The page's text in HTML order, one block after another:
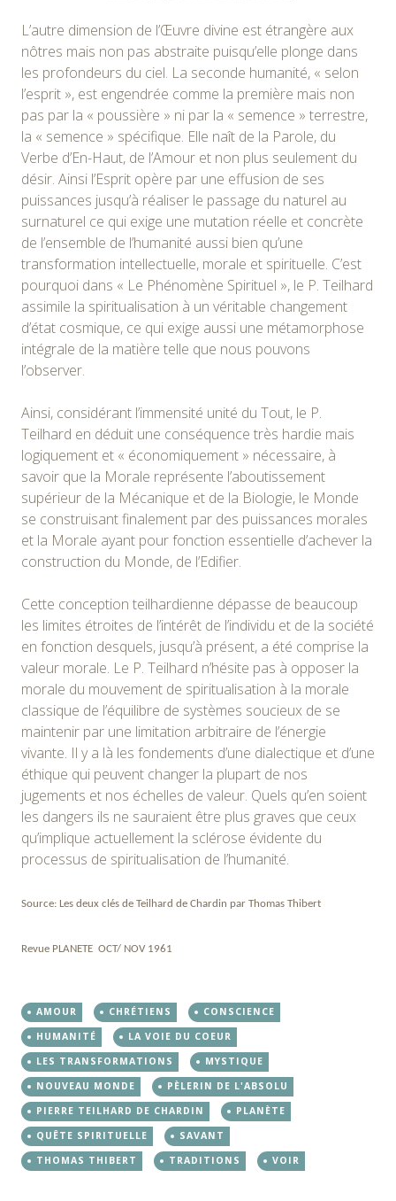
L’autre dimension de l’Œuvre divine est étrangère aux
nôtres mais non pas abstraite puisqu’elle plonge dans
les profondeurs du ciel. La seconde humanité, « selon
l’esprit », est engendrée comme la première mais non
pas par la « poussière » ni par la « semence » terrestre,
la « semence » spécifique. Elle naît de la Parole, du
Verbe d’En-Haut, de l’Amour et non plus seulement du
désir. Ainsi l’Esprit opère par une effusion de ses
puissances jusqu’à réaliser le passage du naturel au
surnaturel ce qui exige une mutation réelle et concrète
de l’ensemble de l’humanité aussi bien qu’une
transformation intellectuelle, morale et spirituelle. C’est
pourquoi dans « Le Phénomène Spirituel », le P. Teilhard
assimile la spiritualisation à un véritable changement
d’état cosmique, ce qui exige aussi une métamorphose
intégrale de la matière telle que nous pouvons
l’observer.
Ainsi, considérant l’immensité unité du Tout, le P.
Teilhard en déduit une conséquence très hardie mais
logiquement et « économiquement » nécessaire, à
savoir que la Morale représente l’aboutissement
supérieur de la Mécanique et de la Biologie, le Monde
se construisant finalement par des puissances morales
et la Morale ayant pour fonction essentielle d’achever la
construction du Monde, de l’Edifier.
Cette conception teilhardienne dépasse de beaucoup
les limites étroites de l’intérêt de l’individu et de la société
en fonction desquels, jusqu’à présent, a été comprise la
valeur morale. Le P. Teilhard n’hésite pas à opposer la
morale du mouvement de spiritualisation à la morale
classique de l’équilibre de systèmes soucieux de se
maintenir par une limitation arbitraire de l’énergie
vivante. Il y a là les fondements d’une dialectique et d’une
éthique qui peuvent changer la plupart de nos
jugements et nos échelles de valeur. Quels qu’en soient
les dangers ils ne sauraient être plus graves que ceux
qu’implique actuellement la sclérose évidente du
processus de spiritualisation de l’humanité.
Source: Les deux clés de Teilhard de Chardin par Thomas Thibert
Revue PLANETE OCT/ NOV 1961
AMOUR CHRÉTIENS
CONSCIENCE
HUMANITÉ
LA VOIE DU COEUR
LES TRANSFORMATIONS
MYSTIQUE
NOUVEAU MONDE
PÈLERIN DE L'ABSOLU
PIERRE TEILHARD DE CHARDIN
PLANÈTE
QUÊTE SPIRITUELLE
SAVANT
THOMAS THIBERT
TRADITIONS VOIR